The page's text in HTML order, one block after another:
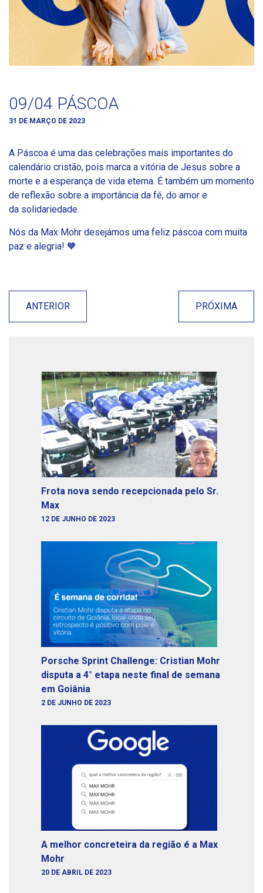
09/04 PÁSCOA
31 DE MARÇO DE 2023
A Páscoa é uma das celebrações mais importantes do
calendário cristão, pois marca a vitória de Jesus sobre a
morte e a esperança de vida eterna. É também um momento
de reflexão sobre a importância da fé, do amor e
da solidariedade.
Nós da Max Mohr desejámos uma feliz páscoa com muita
paz e alegria! 🧡
ANTERIOR PRÓXIMA
Frota nova sendo recepcionada pelo Sr.
Max
12 DE JUNHO DE 2023
Porsche Sprint Challenge: Cristian Mohr
disputa a 4° etapa neste final de semana
em Goiânia
2 DE JUNHO DE 2023
A melhor concreteira da região é a Max
Mohr
20 DE ABRIL DE 2023